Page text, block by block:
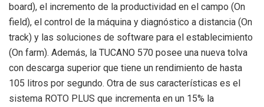
board), el incremento de la productividad en el campo (On
field), el control de la máquina y diagnóstico a distancia (On
track) y las soluciones de software para el establecimiento
(On farm). Además, la TUCANO 570 posee una nueva tolva
con descarga superior que tiene un rendimiento de hasta
105 litros por segundo. Otra de sus características es el
sistema ROTO PLUS que incrementa en un 15% la